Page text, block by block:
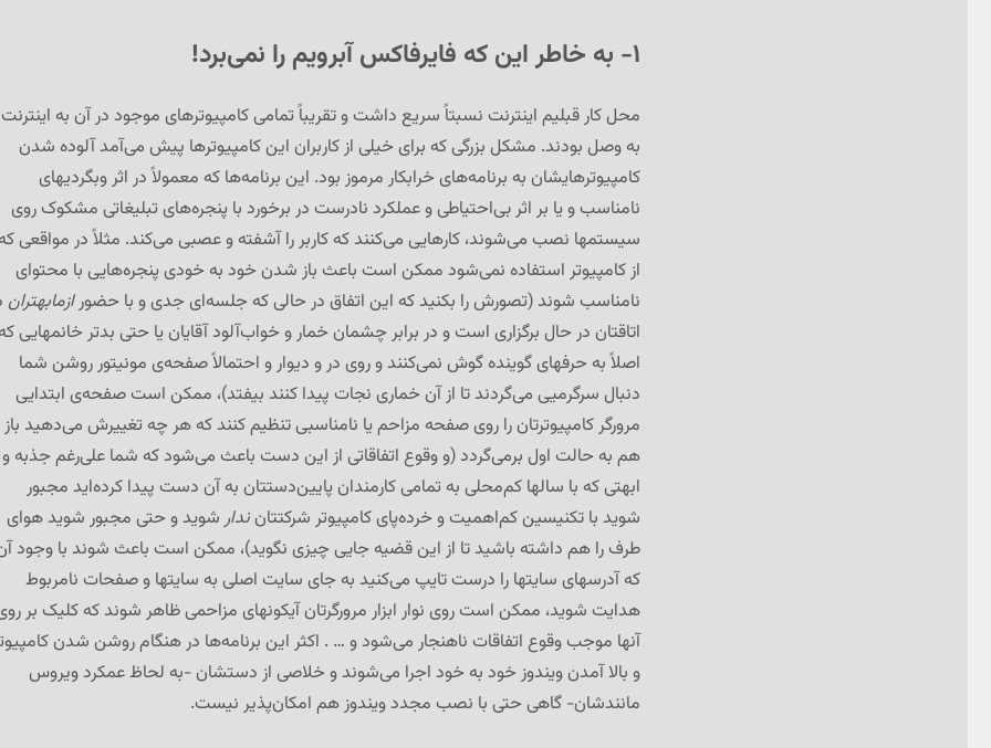
۱- به خاطر این که فایرفاکس آبرویم را نمی‌برد!
محل کار قبلیم اینترنت نسبتاً سریع داشت و تقریباً تمامی کامپیوترهای موجود در آن به اینترنت
به وصل بودند. مشکل بزرگی که برای خیلی از کاربران این کامپیوترها پیش می‌آمد آلوده شدن
کامپیوترهایشان به برنامه‌های خرابکار مرموز بود. این برنامه‌ها که معمولاً در اثر وبگردیهای
نامناسب و یا بر اثر بی‌احتیاطی و عملکرد نادرست در برخورد با پنجره‌های تبلیغاتی مشکوک روی
سیستمها نصب می‌شوند، کارهایی می‌کنند که کاربر را آشفته و عصبی می‌کند. مثلاً در مواقعی
از کامپیوتر استفاده نمی‌شود ممکن است باعث باز شدن خود به خودی پنجره‌هایی با محتوای
نامناسب شوند (تصورش را بکنید که این اتفاق در حالی که جلسه‌ای جدی و با حضورازمابهتران
اتاقتان در حال برگزاری است و در برابر چشمان خمار و خواب‌آلود آقایان یا حتی بدتر خانمهایی
اصلاً به حرفهای گوینده گوش نمی‌کنند و روی در و دیوار و احتمالاً صفحه‌ی مونیتور روشن شما
دنبال سرگرمیی می‌گردند تا از آن خماری نجات پیدا کنند بیفتد)، ممکن است صفحه‌ی ابتدایی
مرورگر کامپیوترتان را روی صفحه مزاحم یا نامناسبی تنظیم کنند که هر چه تغییرش می‌دهید باز
هم به حالت اول برمی‌گردد (و وقوع اتفاقاتی از این دست باعث می‌شود که شما علی‌رغم جذبه و
ابهتی که با سالها کم‌محلی به تمامی کارمندان پایین‌دستتان به آن دست پیدا کرده‌اید مجبور
شوید با تکنیسین کم‌اهمیت و خرده‌پای کامپیوتر شرکتتانندارشوید و حتی مجبور شوید هوای
طرف را هم داشته باشید تا از این قضیه جایی چیزی نگوید)، ممکن است باعث شوند با وجود
که آدرسهای سایتها را درست تایپ می‌کنید به جای سایت اصلی به سایتها و صفحات نامربوط
هدایت شوید، ممکن است روی نوار ابزار مرورگرتان آیکونهای مزاحمی ظاهر شوند که کلیک بر
آنها موجب وقوع اتفاقات ناهنجار می‌شود و … . اکثر این برنامه‌ها در هنگام روشن شدن
و بالا آمدن ویندوز خود به خود اجرا می‌شوند و خلاصی از دستشان -به لحاظ عمکرد ویروس
مانندشان- گاهی حتی با نصب مجدد ویندوز هم امکان‌پذیر نیست.